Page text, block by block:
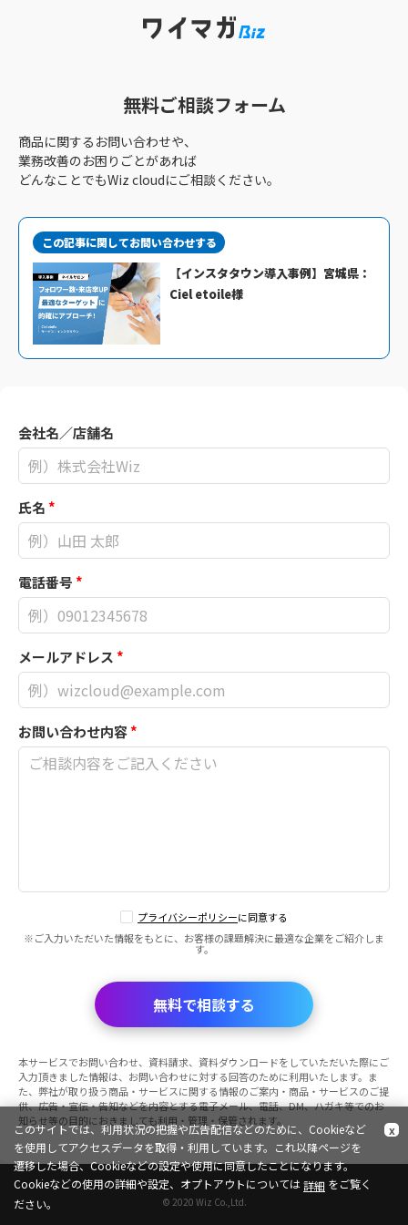
無料ご相談フォーム
商品に関するお問い合わせや、
業務改善のお困りごとがあれば
どんなことでもWiz cloudにご相談ください。
この記事に関してお問い合わせする
【インスタタウン導入事例】宮城県：
Ciel etoile様
会社名／店舗名
氏名*
電話番号*
メールアドレス*
お問い合わせ内容*
プライバシーポリシーに同意する
※ご入力いただいた情報をもとに、お客様の課題解決に最適な企業をご紹介しま
す。
無料で相談する
本サービスでお問い合わせ、資料請求、資料ダウンロードをしていただいた際にご
入力頂きました情報は、お問い合わせに対する回答のために利用いたします。ま
た、弊社が取り扱う商品・サービスに関する情報のご案内・商品・サービスのご提
供、広告・宣伝・告知などを内容とする電子メール、電話、DM、ハガキ等でのお
知らせ等の目的におきましても利用・管理・保管されます。
© 2020 Wiz Co.,Ltd.
このサイトでは、利用状況の把握や広告配信などのために、Cookieなど
を使用してアクセスデータを取得・利用しています。これ以降ページを
遷移した場合、Cookieなどの設定や使用に同意したことになります。
Cookieなどの使用の詳細や設定、オプトアウトについては詳細
x
をご覧く
ださい。